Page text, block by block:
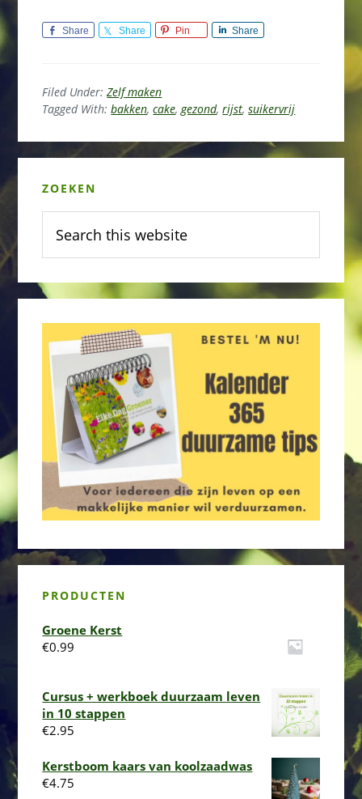
Share Share Pin Share
Filed Under:Zelf maken
Tagged With:bakken,cake,gezond,rijst,suikervrij
Primary
Sidebar
ZOEKEN
this
website
PRODUCTEN
Groene Kerst
€0.99
Cursus + werkboek duurzaam leven
in 10 stappen
€2.95
Kerstboom kaars van koolzaadwas
€4.75